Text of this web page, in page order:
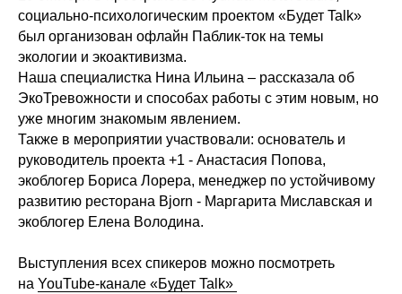
социально-психологическим проектом «Будет Talk»
был организован офлайн Паблик-ток на темы
экологии и экоактивизма.
Наша специалистка Нина Ильина – рассказала об
ЭкоТревожности и способах работы с этим новым, но
уже многим знакомым явлением.
Также в мероприятии участвовали: основатель и
руководитель проекта +1 - Анастасия Попова,
экоблогер Бориса Лорера, менеджер по устойчивому
развитию ресторана Bjorn - Маргарита Миславская и
экоблогер Елена Володина.
Выступления всех спикеров можно посмотреть
на YouTube-канале «Будет Talk»